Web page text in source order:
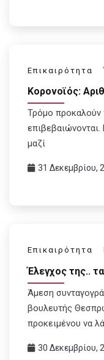
Επικαιρότητα
Κορονοϊός:
Τρόμο προκαλούν
μαζί
31 Δεκεμβρίου,
Επικαιρότητα
Έλεγχος της..
Άμεση
βουλευτής
προκειμένου να
30 Δεκεμβρίου,